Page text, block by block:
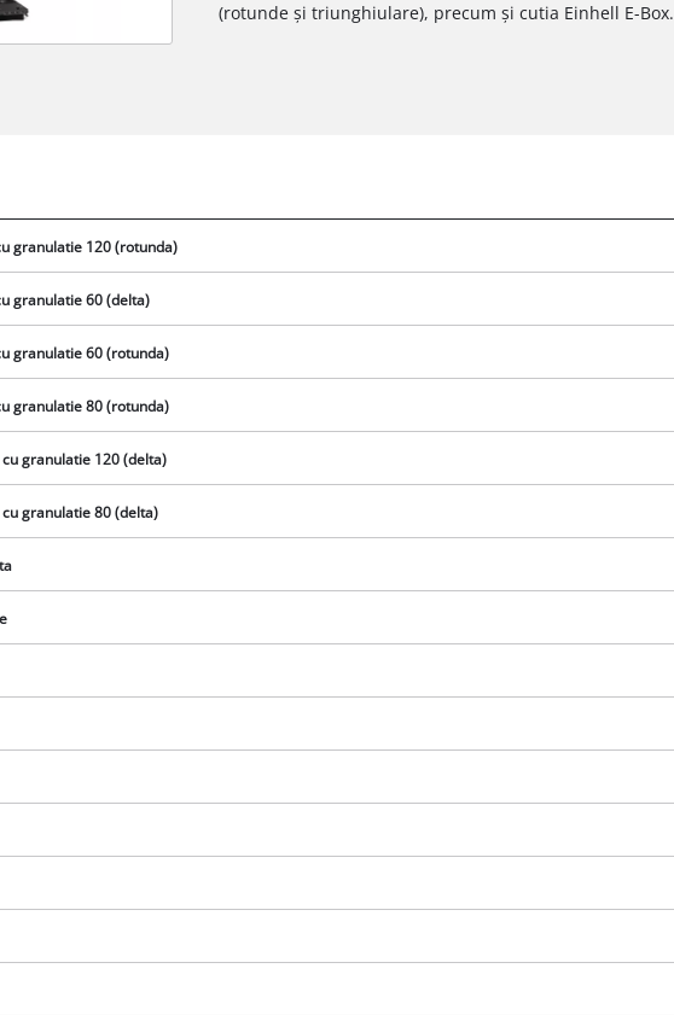
Avem nevoie de acordul dvs. pentru a
(rotunde și triunghiulare), precum și cutia Einhell E-Box.
granulatie 120 (rotunda)
granulatie 60 (delta)
granulatie 60 (rotunda)
granulatie 80 (rotunda)
granulatie 120 (delta)
granulatie 80 (delta)